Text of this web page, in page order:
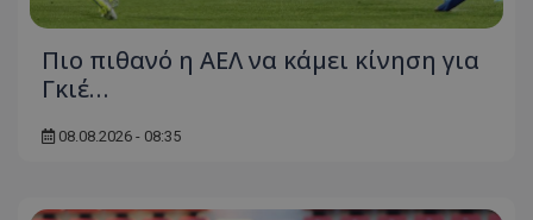
Πιο πιθανό η ΑΕΛ να κάμει κίνηση για
Γκιέ…
08.08.2026 - 08:35